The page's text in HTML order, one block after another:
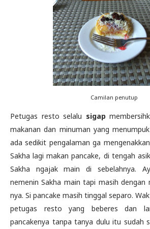
Camilan penutup
Petugas resto selalu sigap
makanan dan minuman yang
ada sedikit pengalaman ga
Sakha lagi makan pancake, di tengah
Sakha ngajak main di sebelahnya.
nemenin Sakha main tapi masih dengan
nya. Si pancake masih tinggal separo.
petugas resto yang beberes dan
pancakenya tanpa tanya dulu itu sudah